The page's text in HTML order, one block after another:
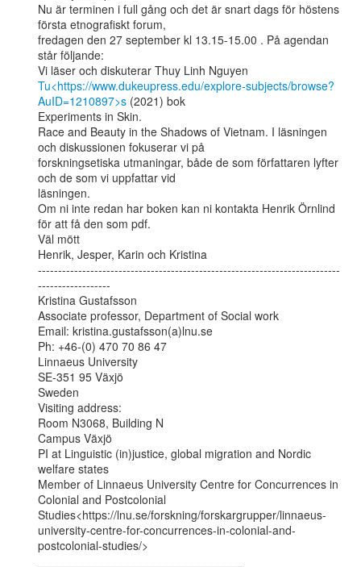
Nu är terminen i full gång och det är snart dags för höstens
första etnografiskt forum,
fredagen den 27 september kl 13.15-15.00 . På agendan
står följande:
Tu<https://www.dukeupress.edu/explore-subjects/browse?
AuID=1210897>s (2021) bok
Experiments in Skin.
Race and Beauty in the Shadows of Vietnam. I läsningen
och diskussionen fokuserar vi på
forskningsetiska utmaningar, både de som författaren lyfter
och de som vi uppfattar vid
läsningen.
Om ni inte redan har boken kan ni kontakta Henrik Örnlind
för att få den som pdf.
Väl mött
Henrik, Jesper, Karin och Kristina
---------------------------------------------------------------------------
------------------
Kristina Gustafsson
Associate professor, Department of Social work
Email: kristina.gustafsson(a)lnu.se
Ph: +46-(0) 470 70 86 47
Linnaeus University
SE-351 95 Växjö
Sweden
Visiting address:
Room N3068, Building N
Campus Växjö
PI at Linguistic (in)justice, global migration and Nordic
welfare states
Member of Linnaeus University Centre for Concurrences in
Colonial and Postcolonial
Studies<https://lnu.se/forskning/forskargrupper/linnaeus-
university-centre-for-concurrences-in-colonial-and-
postcolonial-studies/>